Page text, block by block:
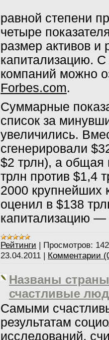
равной степени
четыре
размер активов и
капитализацию.
компаний можно
Forbes.com.
Суммарные
список за
увеличились.
сгенерировали
$2 трлн), а общая
трлн против $1,4
2000 крупнейших
оценил в $138
капитализацию —
Рейтинги | Просмотров:
23.04.2011 | Комментарии
Названы
счастливые
Самыми
результатам
исследований,